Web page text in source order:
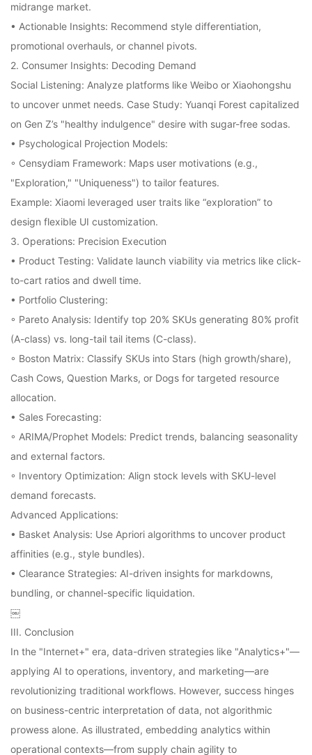
midrange market.
• Actionable Insights: Recommend style differentiation,
promotional overhauls, or channel pivots.
2. Consumer Insights: Decoding Demand
Social Listening: Analyze platforms like Weibo or Xiaohongshu
to uncover unmet needs. Case Study: Yuanqi Forest capitalized
on Gen Z’s "healthy indulgence" desire with sugar-free sodas.
• Psychological Projection Models:
◦ Censydiam Framework: Maps user motivations (e.g.,
"Exploration," "Uniqueness") to tailor features.
Example: Xiaomi leveraged user traits like “exploration” to
design flexible UI customization.
3. Operations: Precision Execution
• Product Testing: Validate launch viability via metrics like click-
to-cart ratios and dwell time.
• Portfolio Clustering:
◦ Pareto Analysis: Identify top 20% SKUs generating 80% profit
(A-class) vs. long-tail tail items (C-class).
◦ Boston Matrix: Classify SKUs into Stars (high growth/share),
Cash Cows, Question Marks, or Dogs for targeted resource
allocation.
• Sales Forecasting:
◦ ARIMA/Prophet Models: Predict trends, balancing seasonality
and external factors.
◦ Inventory Optimization: Align stock levels with SKU-level
demand forecasts.
Advanced Applications:
• Basket Analysis: Use Apriori algorithms to uncover product
affinities (e.g., style bundles).
• Clearance Strategies: AI-driven insights for markdowns,
bundling, or channel-specific liquidation.
￼
III. Conclusion
In the "Internet+" era, data-driven strategies like "Analytics+"—
applying AI to operations, inventory, and marketing—are
revolutionizing traditional workflows. However, success hinges
on business-centric interpretation of data, not algorithmic
prowess alone. As illustrated, embedding analytics within
operational contexts—from supply chain agility to